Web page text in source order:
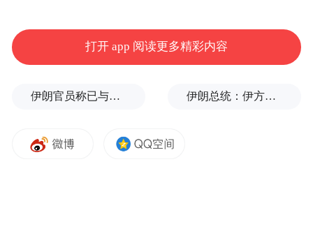
在宣布这个收购消息并发布新开源AI模型
后，英伟达股价上涨1.35%。(作者/箫雨)
更多一手新闻，欢迎下载凤凰新闻客户端订
“凤凰网科技”。
打开 app 阅读更多精彩内容
伊朗官员称已与阿曼就霍尔木兹海峡通行问题明确总体框架 伊朗总统：伊方未在涉谅解备忘录的谈判中作任何让步